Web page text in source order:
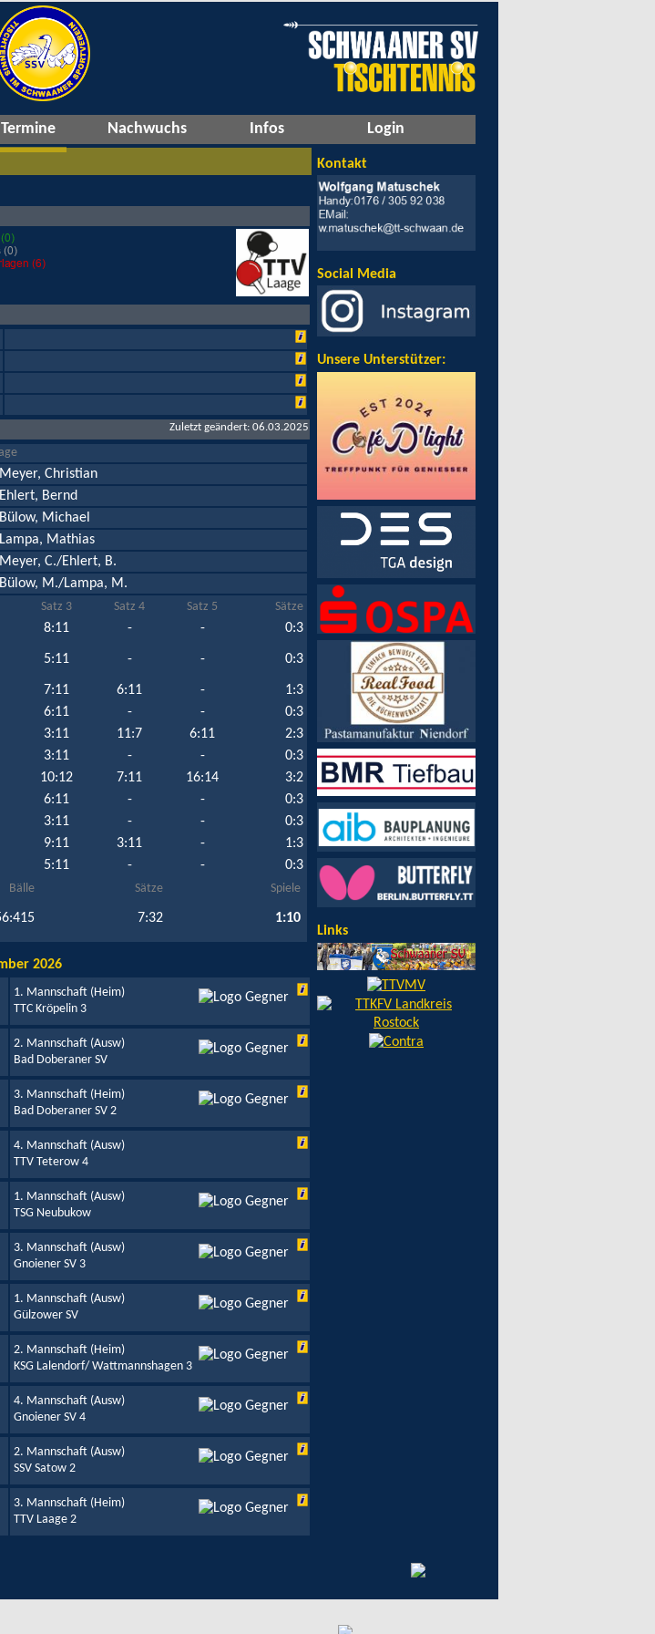
Termine Nachwuchs Infos Login
Zuletzt geändert: 06.03.2025
Meyer, Christian
Ehlert, Bernd
Bülow, Michael
Lampa, Mathias
Meyer, C./Ehlert, B.
Bülow, M./Lampa, M.
Satz 3 Satz 4 Satz 5 Sätze
8:11 - -
0:3
5:11 - - 0:3
7:11 6:11 -
1:3
6:11 - -
0:3
3:11 11:7 6:11
2:3
3:11 - -
0:3
10:12 7:11 16:14
3:2
6:11 - -
0:3
3:11 - -
0:3
9:11 3:11 -
1:3
5:11 - - 0:3
Bälle Sätze Spiele
7:32 1:10
2026
1. Mannschaft (Heim)
TTC Kröpelin 3
2. Mannschaft (Ausw)
Bad Doberaner SV
3. Mannschaft (Heim)
Bad Doberaner SV 2
4. Mannschaft (Ausw)
TTV Teterow 4
1. Mannschaft (Ausw)
TSG Neubukow
3. Mannschaft (Ausw)
Gnoiener SV 3
1. Mannschaft (Ausw)
Gülzower SV
2. Mannschaft (Heim)
KSG Lalendorf/ Wattmannshagen 3
4. Mannschaft (Ausw)
Gnoiener SV 4
2. Mannschaft (Ausw)
SSV Satow 2
3. Mannschaft (Heim)
TTV Laage 2
Kontakt
Social Media
Unsere Unterstützer:
Links